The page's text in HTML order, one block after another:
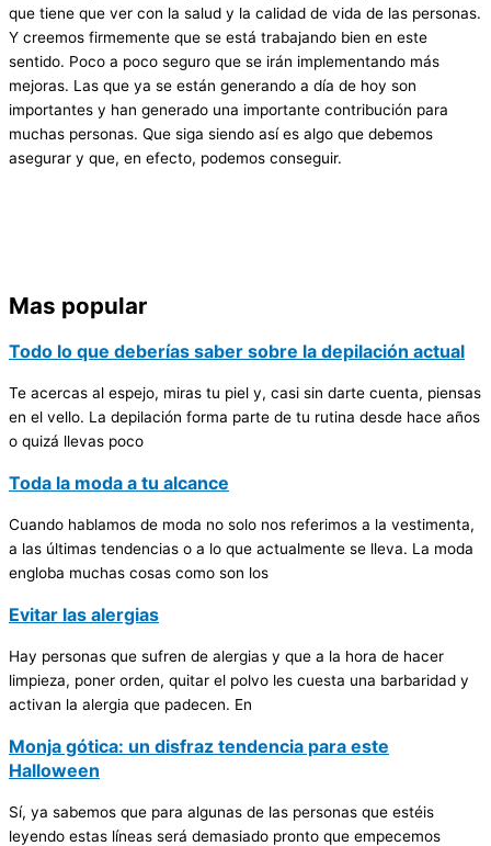
que tiene que ver con la salud y la calidad de vida de las personas.
Y creemos firmemente que se está trabajando bien en este
sentido. Poco a poco seguro que se irán implementando más
mejoras. Las que ya se están generando a día de hoy son
importantes y han generado una importante contribución para
muchas personas. Que siga siendo así es algo que debemos
asegurar y que, en efecto, podemos conseguir.
Mas popular
Todo lo que deberías saber sobre la depilación actual
Te acercas al espejo, miras tu piel y, casi sin darte cuenta, piensas
en el vello. La depilación forma parte de tu rutina desde hace años
o quizá llevas poco
Toda la moda a tu alcance
Cuando hablamos de moda no solo nos referimos a la vestimenta,
a las últimas tendencias o a lo que actualmente se lleva. La moda
engloba muchas cosas como son los
Evitar las alergias
Hay personas que sufren de alergias y que a la hora de hacer
limpieza, poner orden, quitar el polvo les cuesta una barbaridad y
activan la alergia que padecen. En
Monja gótica: un disfraz tendencia para este
Halloween
Sí, ya sabemos que para algunas de las personas que estéis
leyendo estas líneas será demasiado pronto que empecemos